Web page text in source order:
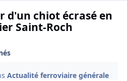
d'un chiot écrasé en
Saint-Roch
Actualité ferroviaire générale